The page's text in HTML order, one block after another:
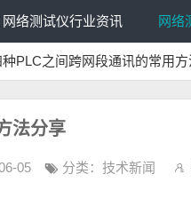
网络测试仪行业资讯 网络
种PLC之间跨网段通讯的常用
法分享
05 分类： 技术新闻